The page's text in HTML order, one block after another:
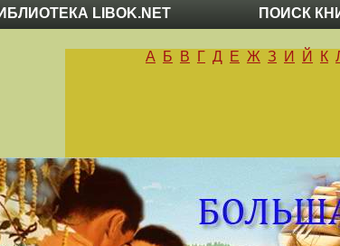
LIBOK.NET ПОИСК
А Б В Г Д Е Ж З И Й К